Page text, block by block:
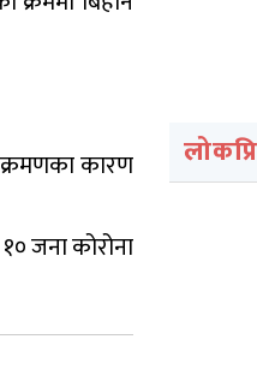
कारण
जना कोरोना